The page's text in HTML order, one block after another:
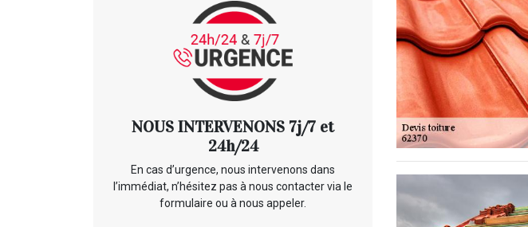
NOUS INTERVENONS 7j/7 et
24h/24
En cas d’urgence, nous intervenons dans
l’immédiat, n’hésitez pas à nous contacter via le
formulaire ou à nous appeler.